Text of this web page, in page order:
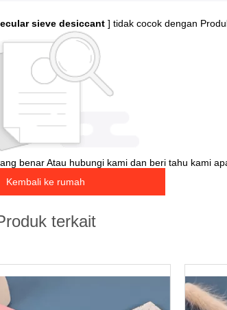
sieve desiccant ] tidak cocok dengan
benar Atau hubungi kami dan beri tahu kami
Kembali ke rumah
terkait